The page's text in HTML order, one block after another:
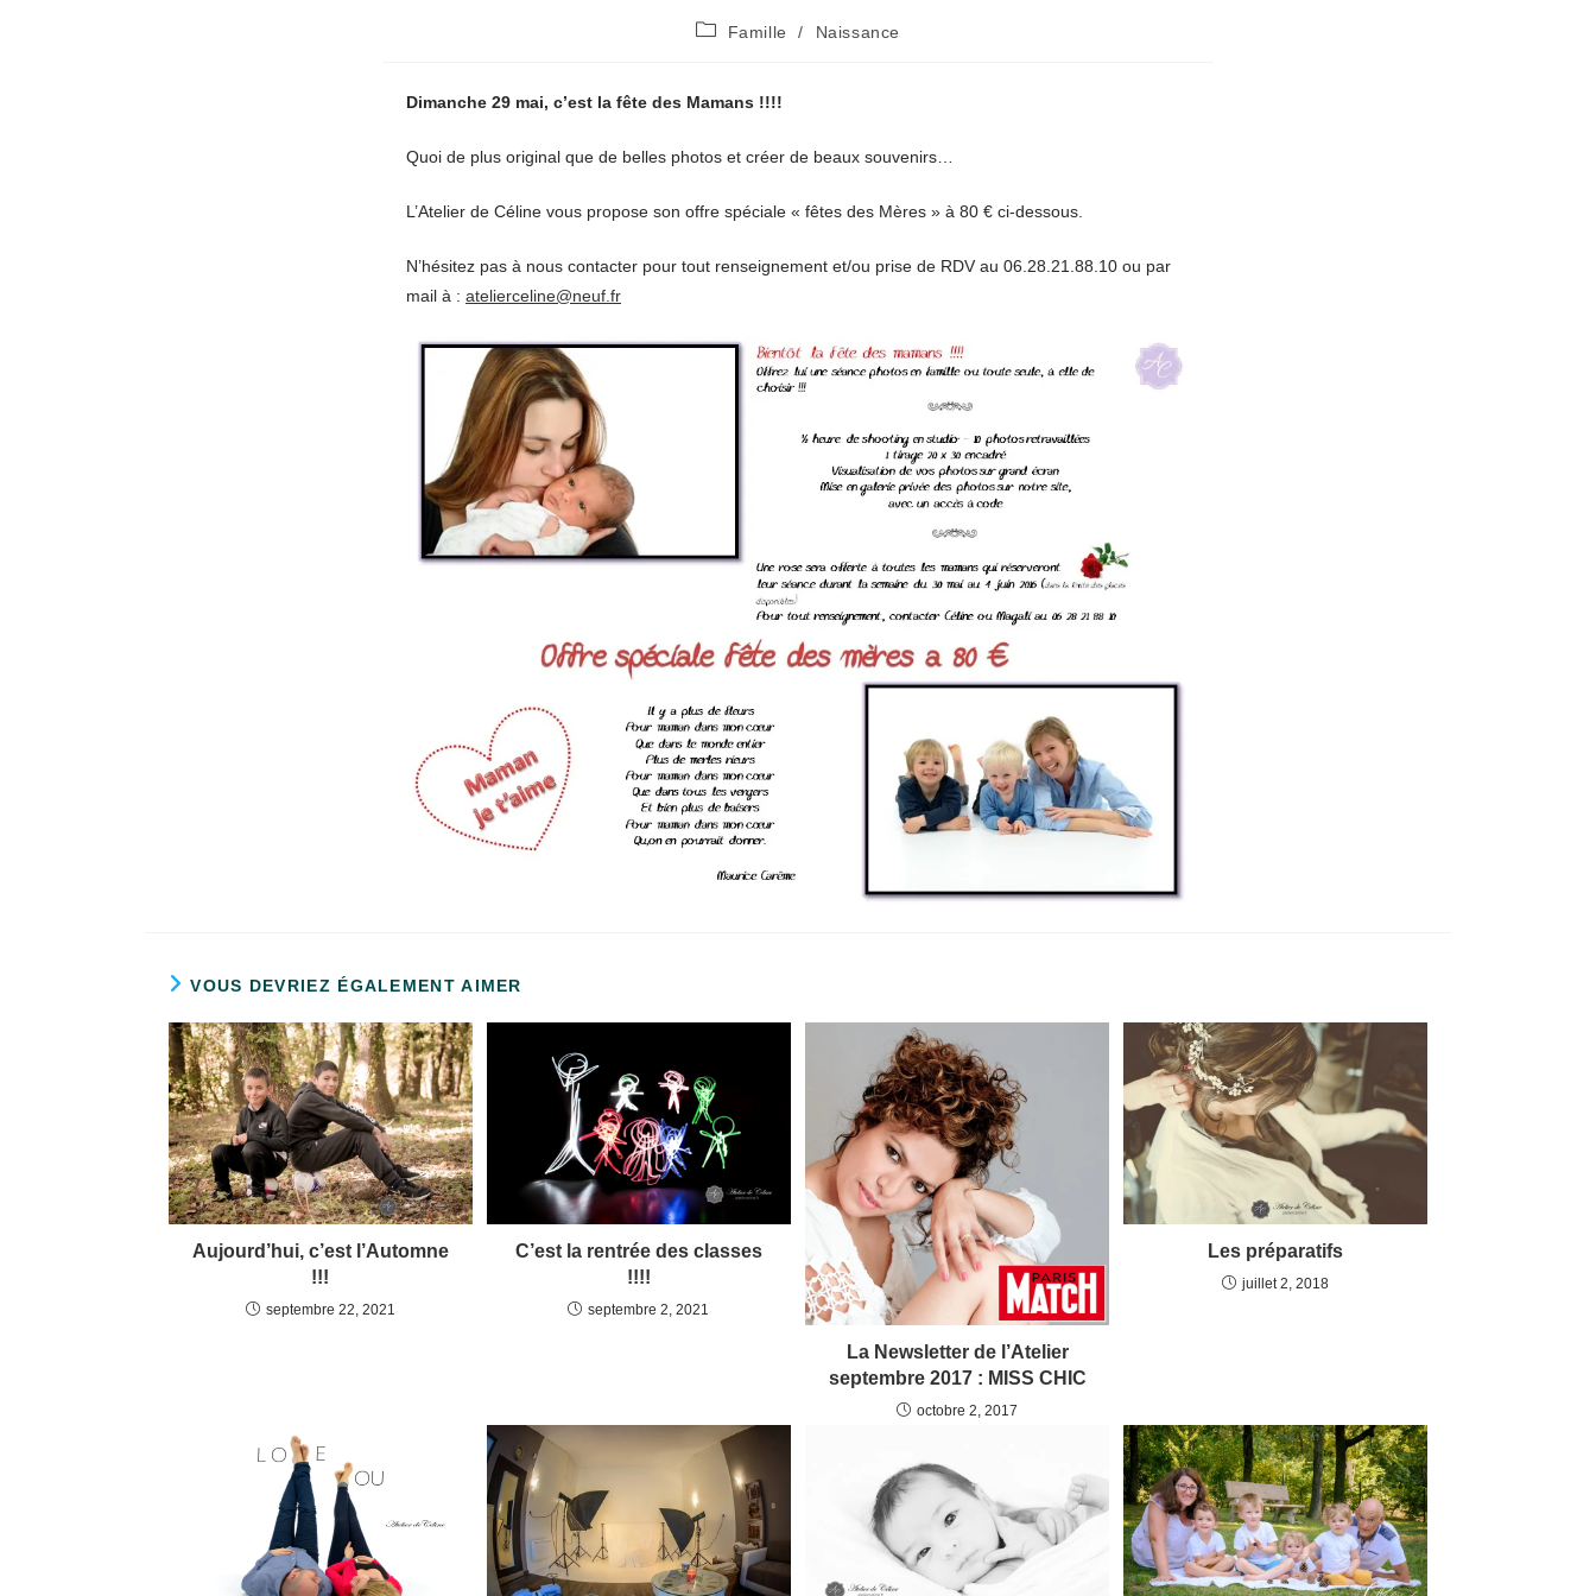
PostFamille / Naissance
Dimanche 29 mai, c’est la fête des Mamans !!!!
Quoi de plus original que de belles photos et créer de beaux souvenirs…
L’Atelier de Céline vous propose son offre spéciale « fêtes des Mères » à 80 € ci-dessous.
N’hésitez pas à nous contacter pour tout renseignement et/ou prise de RDV au 06.28.21.88.10 ou par
mail à : atelierceline@neuf.fr
VOUS DEVRIEZ ÉGALEMENT AIMER
Aujourd’hui, c’est l’Automne
!!!
septembre 22, 2021
C’est la rentrée des classes
!!!!
septembre 2, 2021
La Newsletter de l’Atelier
septembre 2017 : MISS CHIC
octobre 2, 2017
Les préparatifs
juillet 2, 2018